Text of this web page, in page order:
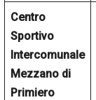
Centro
Sportivo
Intercomunale
Mezzano di
Primiero